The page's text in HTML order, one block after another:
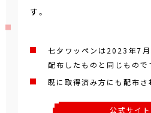
す。
七夕ワッペンは2023年7
配布したものと同じもので
既に取得済み方にも配布さ
公式サイト